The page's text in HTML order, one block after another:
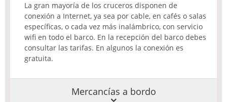
La gran mayoría de los cruceros disponen de
conexión a Internet, ya sea por cable, en cafés o salas
específicas, o cada vez más inalámbrico, con servicio
wifi en todo el barco. En la recepción del barco debes
consultar las tarifas. En algunos la conexión es
gratuita.
Mercancías a bordo